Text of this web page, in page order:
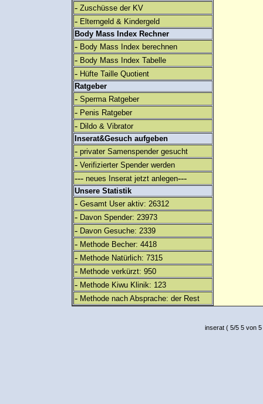
- Zuschüsse der KV
- Elterngeld & Kindergeld
Body Mass Index Rechner
- Body Mass Index berechnen
- Body Mass Index Tabelle
- Hüfte Taille Quotient
Ratgeber
- Sperma Ratgeber
- Penis Ratgeber
- Dildo & Vibrator
Inserat&Gesuch aufgeben
- privater Samenspender gesucht
- Verifizierter Spender werden
--- neues Inserat jetzt anlegen---
Unsere Statistik
- Gesamt User aktiv: 26312
- Davon Spender: 23973
- Davon Gesuche: 2339
- Methode Becher: 4418
- Methode Natürlich: 7315
- Methode verkürzt: 950
- Methode Kiwu Klinik: 123
- Methode nach Absprache: der Rest
inserat( 5/5 5 von 5